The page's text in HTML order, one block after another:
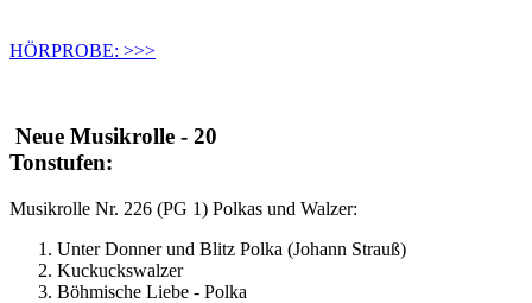
HÖRPROBE: >>>
Neue Musikrolle - 20
Tonstufen:
Musikrolle Nr. 226 (PG 1) Polkas und Walzer:
Unter Donner und Blitz Polka (Johann Strauß)
Kuckuckswalzer
Böhmische Liebe - Polka